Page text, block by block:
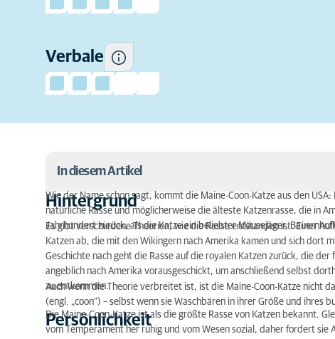
Verbale
In diesem Artikel
Hintergrund
Persönlichkeit
Aussehen, Größe und Gewicht
Farbe
Fellpflege
Hintergrund
Wie der Name schon sagt, kommt die Maine-Coon-Katze aus den
natürliche Rasse und möglicherweise die älteste Katzenrasse, die in
Jahrhundert zurück, als die Katze ein beliebter Mäusejäger,
Es gibt verschiedene Theorien, wie die Rasse entstanden ist. Einer
Katzen ab, die mit den Wikingern nach Amerika kamen und sich dort
Geschichte nach geht die Rasse auf die royalen Katzen zurück, die
angeblich nach Amerika vorausgeschickt, um anschließend selbst
zu entkommen.
Auch wenn die Theorie verbreitet ist, ist die Maine-Coon-Katze nicht
(engl. „coon“) – selbst wenn sie Waschbären in ihrer Größe und ihres
Persönlichkeit
Die Maine-Coon-Katze ist als die größte Rasse von Katzen bekannt.
vom Temperament her ruhig und vom Wesen sozial, daher fordert sie